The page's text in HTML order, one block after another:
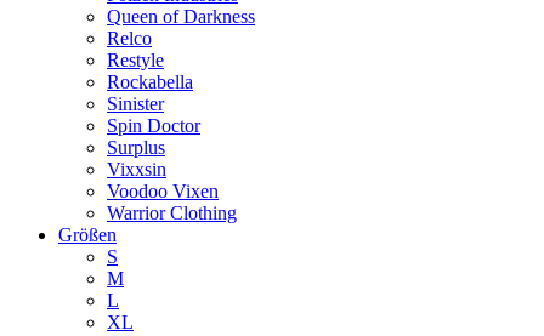
Queen of Darkness
Relco
Restyle
Rockabella
Sinister
Spin Doctor
Surplus
Vixxsin
Voodoo Vixen
Warrior Clothing
Größen
S
M
L
XL